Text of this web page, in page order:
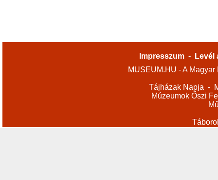
Impresszum -
Levél
MUSEUM.HU - A
Tájházak Napja -
Múzeumok Őszi